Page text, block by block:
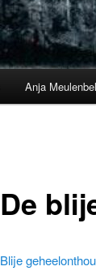
Anja
De
Blije